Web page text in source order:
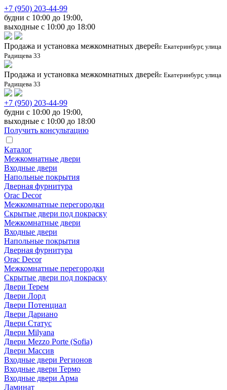
+7 (950) 203-44-99
будни с 10:00 до 19:00,
выходные с 10:00 до 18:00
Продажа и установка межкомнатных дверейг. Екатеринбург, улица
Радищева 33
Продажа и установка межкомнатных дверейг. Екатеринбург, улица
Радищева 33
+7 (950) 203-44-99
будни с 10:00 до 19:00,
выходные с 10:00 до 18:00
Получить консультацию
Каталог
Межкомнатные двери
Входные двери
Напольные покрытия
Дверная фурнитура
Orac Decor
Межкомнатные перегородки
Скрытые двери под покраскy
Межкомнатные двери
Входные двери
Напольные покрытия
Дверная фурнитура
Orac Decor
Межкомнатные перегородки
Скрытые двери под покраскy
Двери Терем
Двери Лорд
Двери Потенциал
Двери Дариано
Двери Статус
Двери Milyana
Двери Mezzo Porte (Sofia)
Двери Массив
Входные двери Регионов
Входные двери Термо
Входные двери Арма
Ламинат